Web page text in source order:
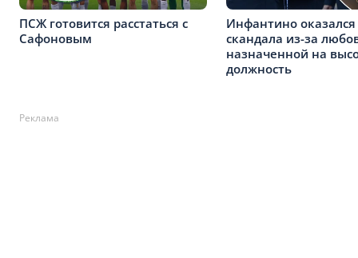
ПСЖ готовится расстаться с
Сафоновым
Инфантино
скандала из-за
назначенной на
должность
Реклама